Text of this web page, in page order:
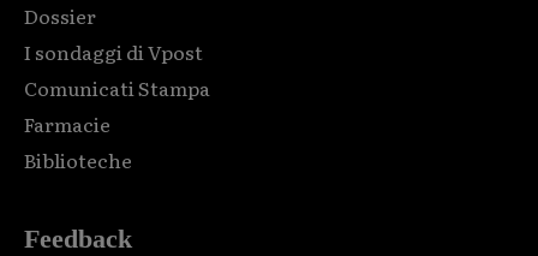
Dossier
I sondaggi di Vpost
Comunicati Stampa
Farmacie
Biblioteche
Feedback